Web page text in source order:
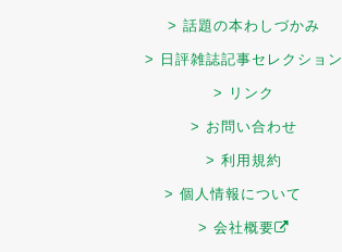
> 話題の本わしづかみ
> 日評雑誌記事セレクション
> リンク
> お問い合わせ
> 利用規約
> 個人情報について
> 会社概要